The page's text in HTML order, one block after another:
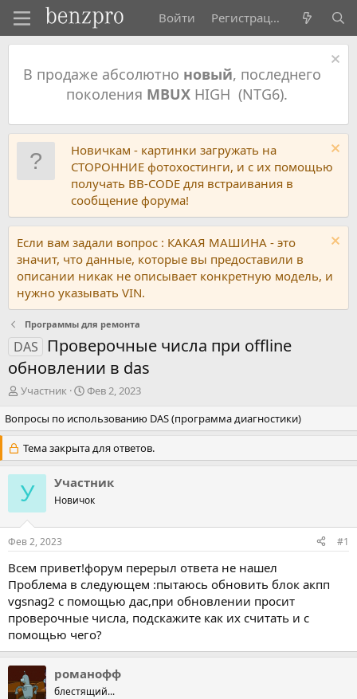
Войти Регистрация
В продаже абсолютно новый, последнего
поколения MBUXHIGH (NTG6).
Новичкам - картинки загружать на
СТОРОННИЕ фотохостинги, и с их помощью
получать BB-CODE для встраивания в
сообщение форума!
Если вам задали вопрос : КАКАЯ МАШИНА - это
значит, что данные, которые вы предоставили в
описании никак не описывает конкретную модель, и
нужно указывать VIN.
Программы для ремонта
DAS
Проверочные числа при offline
обновлении в das
А
т
о
р
т
е
м
ы
Участник
Д
т
а
н
а
а
л
Фев 2, 2023
Вопросы по использованию DAS (программа диагностики)
Тема закрыта для ответов.
У Участник
Новичок
Фев 2, 2023 #1
Всем привет!форум перерыл ответа не нашел
Проблема в следующем :пытаюсь обновить блок акпп
vgsnag2 с помощью дас,при обновлении просит
проверочные числа, подскажите как их считать и с
помощью чего?
романофф
блестящий...